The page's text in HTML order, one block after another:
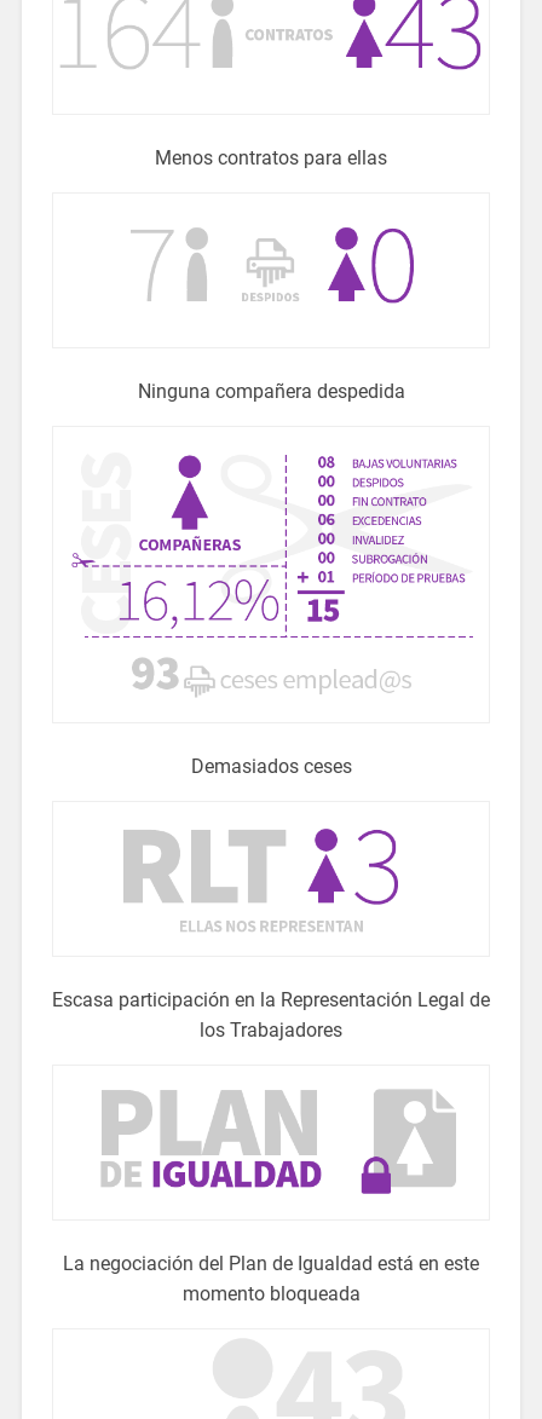
Menos contratos para ellas
Ninguna compañera despedida
Demasiados ceses
Escasa participación en la Representación Legal de
los Trabajadores
La negociación del Plan de Igualdad está en este
momento bloqueada